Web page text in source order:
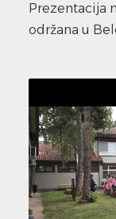
Prezentacija
održana u